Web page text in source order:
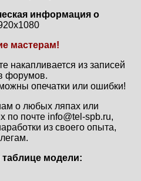
информация о
мастерам!
накапливается из записей
форумов.
опечатки или ошибки!
о любых ляпах или
по почте info@tel-spb.ru,
из своего опыта,
модели: